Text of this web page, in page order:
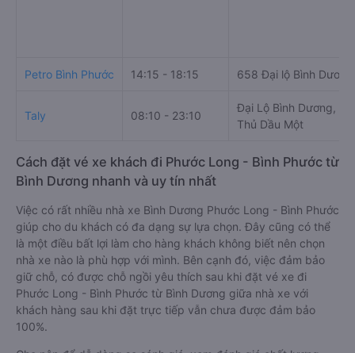
Petro Bình Phước 14:15 - 18:15 658 Đại lộ Bình Dương
Taly 08:10 - 23:10
Đại Lộ Bình Dương,
Thủ Dầu Một
Cách đặt vé xe khách đi Phước Long - Bình Phước từ
Bình Dương nhanh và uy tín nhất
Việc có rất nhiều nhà xe Bình Dương Phước Long - Bình Phước
giúp cho du khách có đa dạng sự lựa chọn. Đây cũng có thể
là một điều bất lợi làm cho hàng khách không biết nên chọn
nhà xe nào là phù hợp với mình. Bên cạnh đó, việc đảm bảo
giữ chỗ, có được chỗ ngồi yêu thích sau khi đặt vé xe đi
Phước Long - Bình Phước từ Bình Dương giữa nhà xe với
khách hàng sau khi đặt trực tiếp vẫn chưa được đảm bảo
100%.